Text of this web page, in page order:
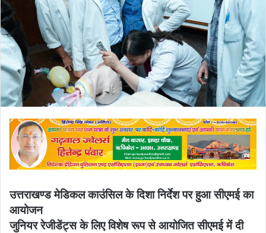
उत्तराखण्ड मेडिकल काउंसिल के दिशा निर्देश पर हुआ सीएमई का
आयोजन
जुनियर रेजीडेंट्स के लिए विशेष रूप से आयोजित सीएमई में दी